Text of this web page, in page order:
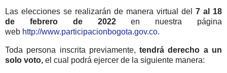
Las elecciones se realizarán de manera virtual del 7 al 18
de febrero de 2022en nuestra página
web http://www.participacionbogota.gov.co.
Toda persona inscrita previamente,tendrá derecho a un
solo voto, el cual podrá ejercer de la siguiente manera: